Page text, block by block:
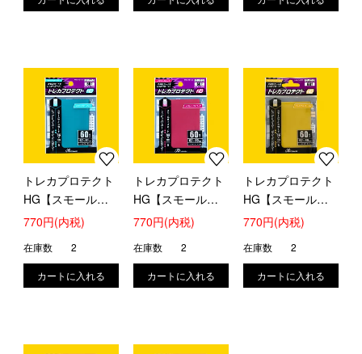
トレカプロテクト
HG【スモール】
(メタリックターコ
770円(内税)
在庫数 2
トレカプロテクト
HG【スモール】
(メタリックピン
770円(内税)
在庫数 2
トレカプロテクト
HG【スモール】
(プレミアムゴール
770円(内税)
在庫数 2